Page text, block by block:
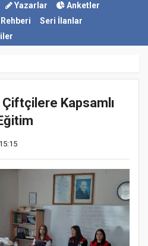
Yazarlar
Anketler
Seri İlanlar
Kapsamlı